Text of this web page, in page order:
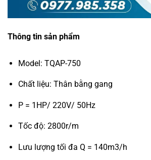
Thông tin sản phẩm
Model: TQAP-750
Chất liệu: Thân bằng gang
P = 1HP/ 220V/ 50Hz
Tốc độ: 2800r/m
Lưu lượng tối đa Q = 140m3/h